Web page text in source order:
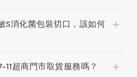
S消化菌包裝切口，該如何
11超商門市取貨服務嗎？